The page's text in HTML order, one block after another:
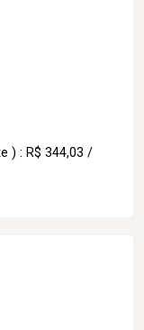
) : R$ 344,03 /